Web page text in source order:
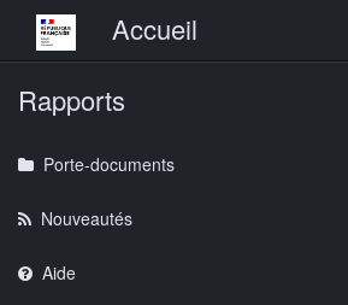
Menu principalAccueil
Rapports
Porte-documents
Nouveautés
Aide